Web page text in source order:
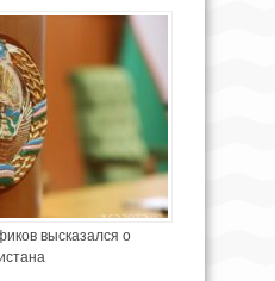
высказался о